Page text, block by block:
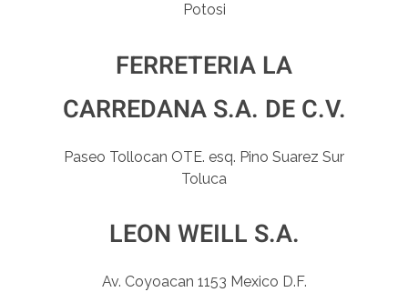
Potosi
FERRETERIA LA
CARREDANA S.A. DE C.V.
Paseo Tollocan OTE. esq. Pino Suarez Sur
Toluca
LEON WEILL S.A.
Av. Coyoacan 1153 Mexico D.F.